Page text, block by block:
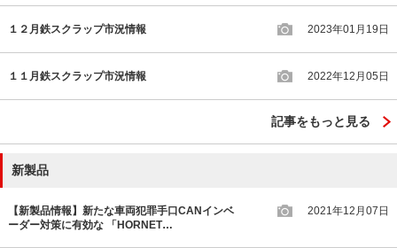
１２月鉄スクラップ市況情報 2023年01月19日
１１月鉄スクラップ市況情報 2022年12月05日
記事をもっと見る
新製品
【新製品情報】新たな車両犯罪手口CANインベ
ーダー対策に有効な 「HORNET…
2021年12月07日